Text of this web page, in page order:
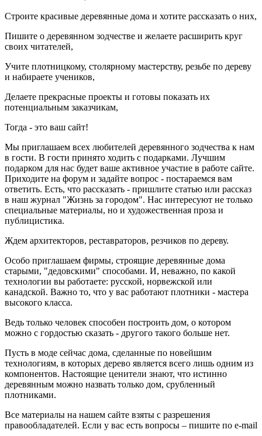
Строите красивые деревянные дома и хотите рассказать о них,
Пишите о деревянном зодчестве и желаете расширить круг
своих читателей,
Учите плотницкому, столярному мастерству, резьбе по дереву
и набираете учеников,
Делаете прекрасные проекты и готовы показать их
потенциальным заказчикам,
Тогда - это ваш сайт!
Мы приглашаем всех любителей деревянного зодчества к нам
в гости. В гости принято ходить с подарками. Лучшим
подарком для нас будет ваше активное участие в работе сайте.
Приходите на форум и задайте вопрос - постараемся вам
ответить. Есть, что рассказать - пришлите статью или рассказ
в наш журнал "Жизнь за городом". Нас интересуют не только
специальные материалы, но и художественная проза и
публицистика.
Ждем архитекторов, реставраторов, резчиков по дереву.
Особо приглашаем фирмы, строящие деревянные дома
старыми, "дедовскими" способами. И, неважно, по какой
технологии вы работаете: русской, норвежской или
канадской. Важно то, что у вас работают плотники - мастера
высокого класса.
Ведь только человек способен построить дом, о котором
можно с гордостью сказать - другого такого больше нет.
Пусть в моде сейчас дома, сделанные по новейшим
технологиям, в которых дерево является всего лишь одним из
компонентов. Настоящие ценители знают, что истинно
деревянным можно назвать только дом, срубленный
плотниками.
Все материалы на нашем сайте взяты с разрешения
правообладателей. Если у вас есть вопросы – пишите по e-mail